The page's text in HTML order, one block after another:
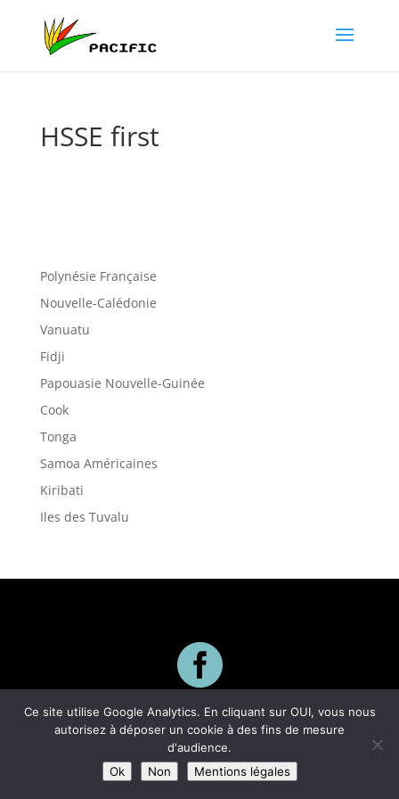
HSSE first
Polynésie Française
Nouvelle-Calédonie
Vanuatu
Fidji
Papouasie Nouvelle-Guinée
Cook
Tonga
Samoa Américaines
Kiribati
Iles des Tuvalu

Ce site utilise Google Analytics. En cliquant sur OUI, vous nous
autorisez à déposer un cookie à des fins de mesure
d'audience.
Ok
Non Mentions légales